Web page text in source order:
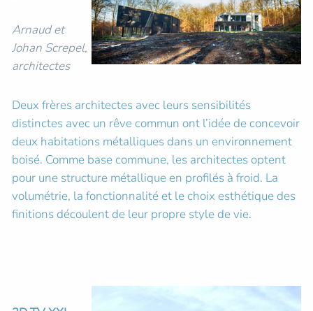
Arnaud et
Johan Screpel,
architectes
Deux frères architectes avec leurs sensibilités
distinctes avec un rêve commun ont l’idée de concevoir
deux habitations métalliques dans un environnement
boisé. Comme base commune, les architectes optent
pour une structure métallique en profilés à froid. La
volumétrie, la fonctionnalité et le choix esthétique des
finitions découlent de leur propre style de vie.